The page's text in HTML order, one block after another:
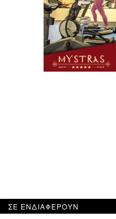
ΣΕ ΕΝΔΙΑΦΕΡΟΥΝ